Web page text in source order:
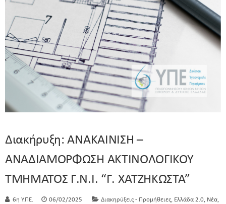
Διακήρυξη: ΑΝΑΚΑΙΝΙΣΗ –
ΑΝΑΔΙΑΜΟΡΦΩΣΗ ΑΚΤΙΝΟΛΟΓΙΚΟΥ
ΤΜΗΜΑΤΟΣ Γ.Ν.Ι. “Γ. ΧΑΤΖΗΚΩΣΤΑ”
6η Υ.ΠΕ. 06/02/2025 Διακηρύξεις - Προμήθειες, Ελλάδα 2.0, Νέα,